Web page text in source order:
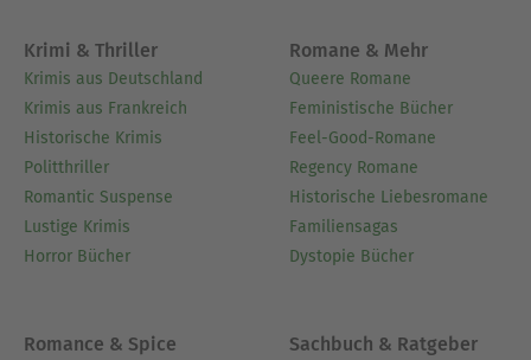
Krimi & Thriller
Krimis aus Deutschland
Krimis aus Frankreich
Historische Krimis
Politthriller
Romantic Suspense
Lustige Krimis
Horror Bücher
Romane & Mehr
Queere Romane
Feministische Bücher
Feel-Good-Romane
Regency Romane
Historische Liebesromane
Familiensagas
Dystopie Bücher
Romance & Spice Sachbuch & Ratgeber